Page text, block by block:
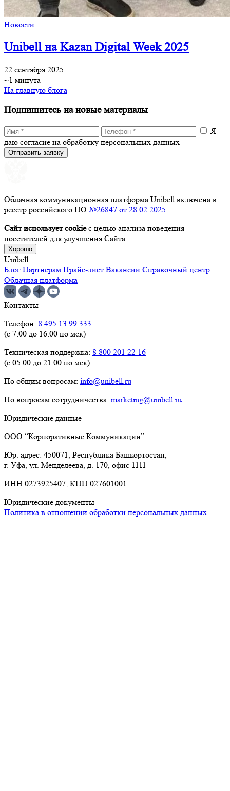
Новости
Unibell на Kazan Digital Week 2025
22 сентября 2025
~1 минута
На главную блога
Подпишитесь на новые материалы
Я
даю согласие на обработку персональных данных
Отправить заявку
Облачная коммуникационная платформа Unibell включена в
реестр российского ПО №26847 от 28.02.2025
Сайт использует cookieс целью анализа поведения
посетителей для улучшения Сайта.
Хорошо
Unibell
Блог Партнерам Прайс-лист Вакансии Справочный центр
Облачная платформа
Контакты
Телефон: 8 495 13 99 333
(с 7:00 до 16:00 по мск)
Техническая поддержка: 8 800 201 22 16
(с 05:00 до 21:00 по мск)
По общим вопросам: info@unibell.ru
По вопросам сотрудничества: marketing@unibell.ru
Юридические данные
ООО “Корпоративные Коммуникации”
Юр. адрес: 450071, Республика Башкортостан,
г. Уфа, ул. Менделеева, д. 170, офис 1111
ИНН 0273925407, КПП 027601001
Юридические документы
Политика в отношении обработки персональных данных